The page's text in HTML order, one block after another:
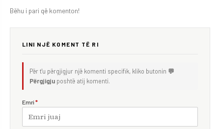
Bëhu i pari që komenton!
LINI NJË KOMENT TË RI
Për t'u përgjigjur një komenti specifik, kliko butonin 💬
Përgjigju poshtë atij komenti.
Emri *